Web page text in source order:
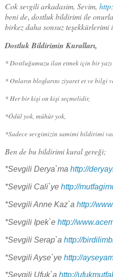
Cok sevgili arkadasim, Sevim,
beni de, dostluk bildirimi ile
birkez daha sonsuz teşekkürlerimi
Dostluk Bildirimin Kuralları,
* Dostluğumuzu ilan etmek için bir yazı
* Onların bloglarını ziyaret et ve bilgi
* Her bir kişi on kişi seçmelidir,
*Ödül yok, mühür yok,
*Sadece sevgimizin samimi bildirimi
Ben de bu bildirimi kural gereği;
*Sevgili Derya`ma http://
*Sevgili Cali`ye http://
*Sevgili Anne Kaz`a http://
*Sevgili Ipek`e http://
*Sevgili Serap`a http://
*Sevgili Ayse`ye http://
*Sevgili Ufuk`a http://